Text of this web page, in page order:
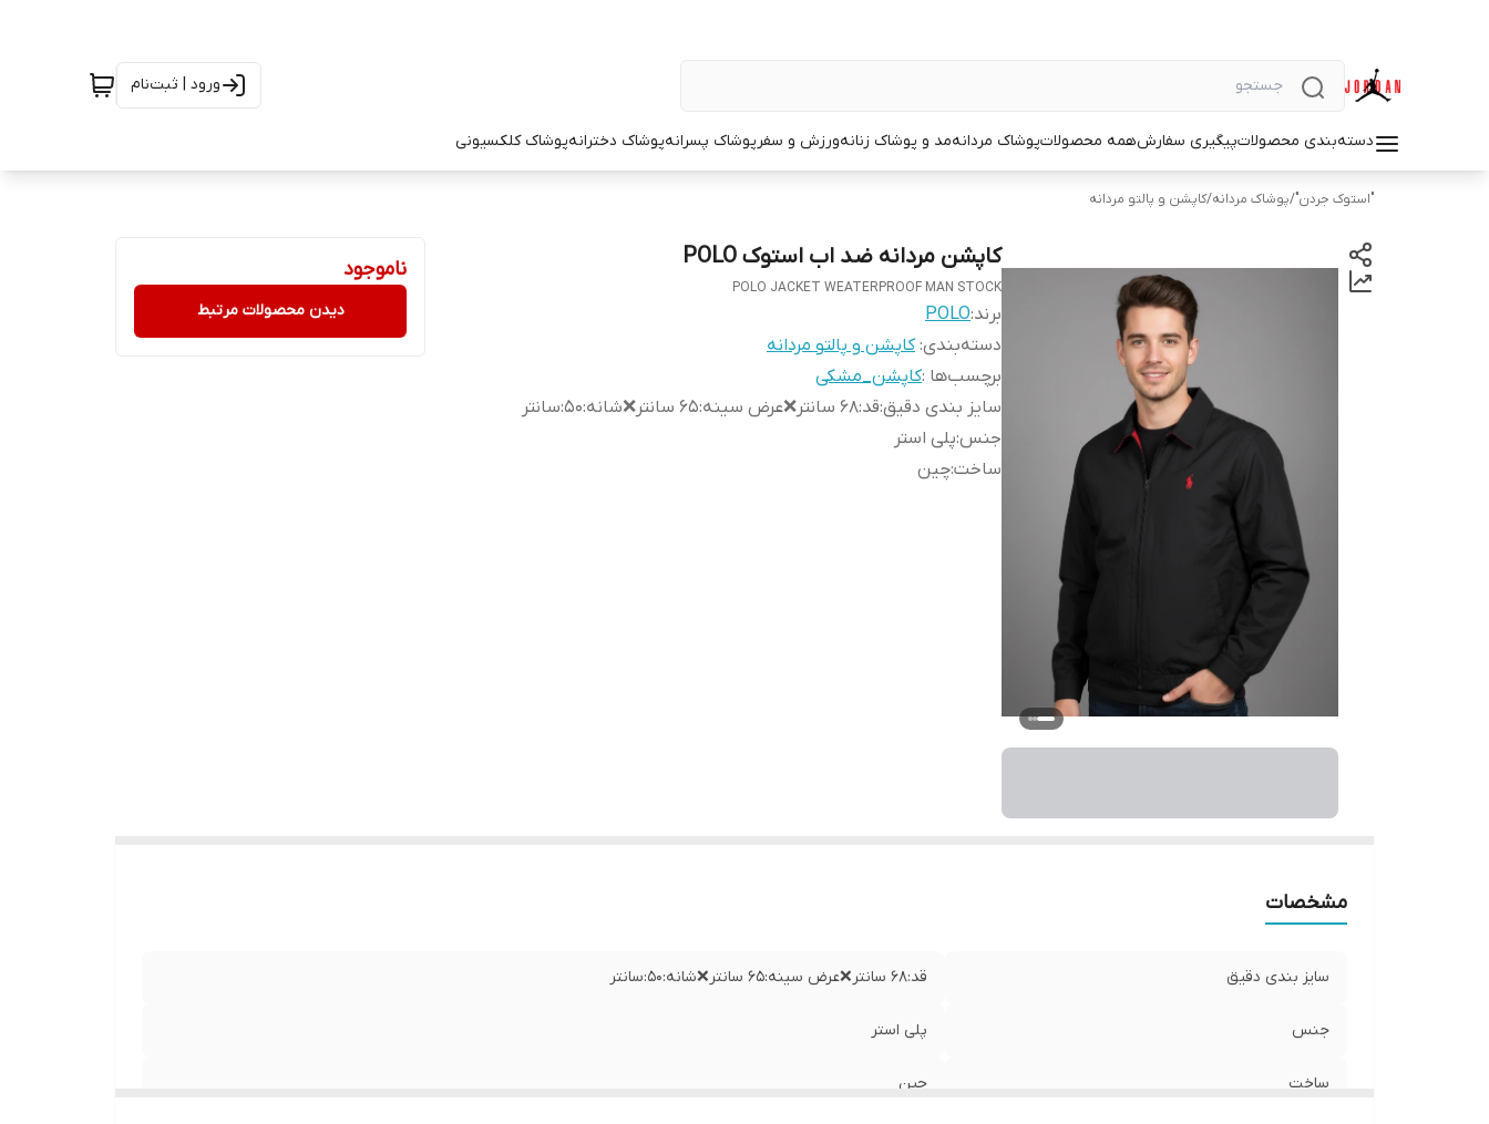
ورود | ثبت‌نام
دسته‌بندی محصولاتپیگیری سفارشهمه محصولاتپوشاک مردانهمد و پوشاک زنانهورزش و سفرپوشاک پسرانهپوشاک دخترانهپوشاک کلکسیونی
"استوک جردن"/پوشاک مردانه/کاپشن و پالتو مردانه
کاپشن مردانه ضد اب استوک POLO
POLO JACKET WEATERPROOF MAN STOCK
برند:POLO
دسته‌بندی:کاپشن و پالتو مردانه
برچسب‌ها :کاپشن_مشکی
سایز بندی دقیق:قد:۶۸ سانتر❌عرض سینه:۶۵ سانتر❌شانه:۵۰:سانتر
جنس:پلی استر
ساخت:چین
ناموجود
دیدن محصولات مرتبط
مشخصات
سایز بندی دقیق قد:۶۸ سانتر❌عرض سینه:۶۵ سانتر❌شانه:۵۰:سانتر
جنس پلی استر
ساخت چین